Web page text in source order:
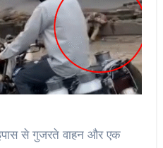
से गुजरते वाहन और एक